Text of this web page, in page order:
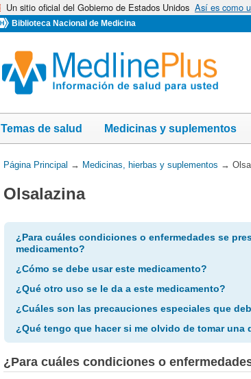
Un sitio oficial del Gobierno de Estados Unidos Así es como
Biblioteca Nacional de Medicina
Temas de salud Medicinas y suplementos
Usted
aquí:
Página Principal → Medicinas, hierbas y suplementos →
Olsalazina
¿Para cuáles condiciones o enfermedades se
medicamento?
¿Cómo se debe usar este medicamento?
¿Qué otro uso se le da a este medicamento?
¿Cuáles son las precauciones especiales que
¿Qué tengo que hacer si me olvido de tomar una
¿Para cuáles condiciones o